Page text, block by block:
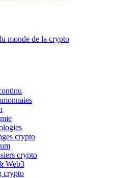
monde de la crypto
crypto
crypto
Web3
crypto